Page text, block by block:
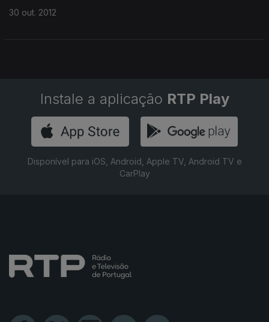
30 out. 2012
Instale a aplicação RTP Play
Disponível para iOS, Android, Apple TV, Android TV e
CarPlay